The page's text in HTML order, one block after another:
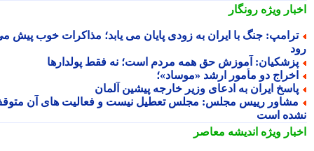
ویژهرونگار
جنگ با ایران به زودی پایان می یابد؛ مذاکرات خوب پیش می
آموزش حق همه مردم است؛ نه فقط پولدارها
دو مأمور ارشد «موساد»؛
ایران به ادعای وزیر خارجه پیشین آلمان
رییس مجلس: مجلس تعطیل نیست و فعالیت های آن متوقف
است
ویژهاندیشه معاصر